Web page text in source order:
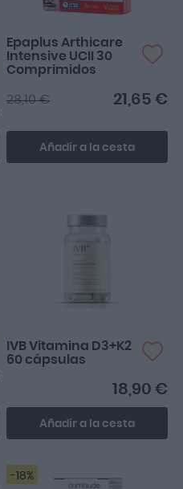
Epaplus Arthicare
Intensive UCII 30
Comprimidos
21,65 €
28,10 €
Añadir a la cesta
He empezado ahora a
IVB Vitamina D3+K2
60 cápsulas
18,90 €
Añadir a la cesta
-18%